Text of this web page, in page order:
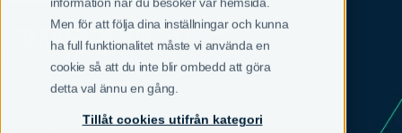
Men för att följa dina inställningar och kunna
ha full funktionalitet måste vi använda en
cookie så att du inte blir ombedd att göra
detta val ännu en gång.
Tillåt cookies utifrån kategori
SVEN